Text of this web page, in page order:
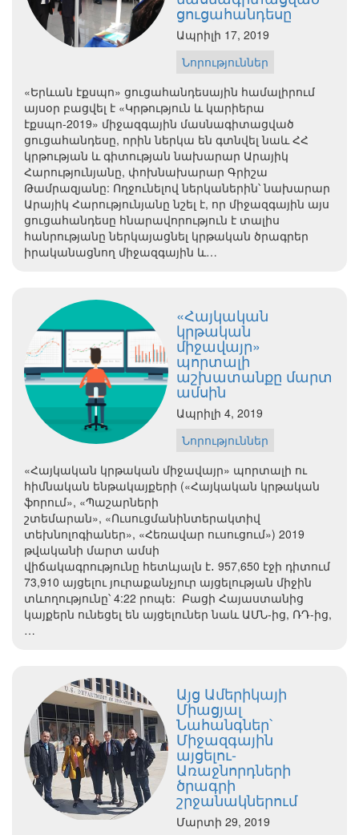
ցուցահանդեսը
Ապրիլի 17, 2019
Նորություններ
«Երևան էքսպո» ցուցահանդեսային համալիրում
այսօր բացվել է «Կրթություն և կարիերա
էքսպո-2019» միջազգային մասնագիտացված
ցուցահանդեսը, որին ներկա են գտնվել նաև ՀՀ
կրթության և գիտության նախարար Արայիկ
Հարությունյանը, փոխնախարար Գրիշա
Թամրազյանը: Ողջունելով ներկաներին՝ նախարար
Արայիկ Հարությունյանը նշել է, որ միջազգային այս
ցուցահանդեսը հնարավորություն է տալիս
հանրությանը ներկայացնել կրթական ծրագրեր
իրականացնող միջազգային և…
«Հայկական
կրթական
միջավայր»
պորտալի
աշխատանքը մարտ
ամսին
Ապրիլի 4, 2019
Նորություններ
«Հայկական կրթական միջավայր» պորտալի ու
հիմնական ենթակայքերի («Հայկական կրթական
ֆորում», «Պաշարների
շտեմարան», «Ուսուցմանինտերակտիվ
տեխնոլոգիաներ», «Հեռավար ուսուցում») 2019
թվականի մարտ ամսի
վիճակագրությունը հետևյալն է․ 957,650 էջի դիտում
73,910 այցելու յուրաքանչյուր այցելության միջին
տևողությունը՝ 4:22 րոպե: Բացի Հայաստանից
կայքերն ունեցել են այցելուներ նաև ԱՄՆ-ից, ՌԴ-ից,
…
Այց Ամերիկայի
Միացյալ
Նահանգներ՝
Միջազգային
այցելու-
Առաջնորդների
ծրագրի
շրջանակներում
Մարտի 29, 2019